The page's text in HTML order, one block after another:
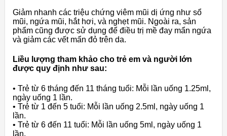
Giảm nhanh các triệu chứng viêm mũi dị ứng như sổ
mũi, ngứa mũi, hắt hơi, và nghẹt mũi. Ngoài ra, sản
phẩm cũng được sử dụng để điều trị mề đay mẩn ngứa
và giảm các vết mẩn đỏ trên da.
Liều lượng tham khảo cho trẻ em và người lớn
được quy định như sau:
• Trẻ từ 6 tháng đến 11 tháng tuổi: Mỗi lần uống 1.25ml,
ngày uống 1 lần.
• Trẻ từ 1 đến 5 tuổi: Mỗi lần uống 2.5ml, ngày uống 1
lần.
• Trẻ từ 6 đến 11 tuổi: Mỗi lần uống 5ml, ngày uống 1
lần.